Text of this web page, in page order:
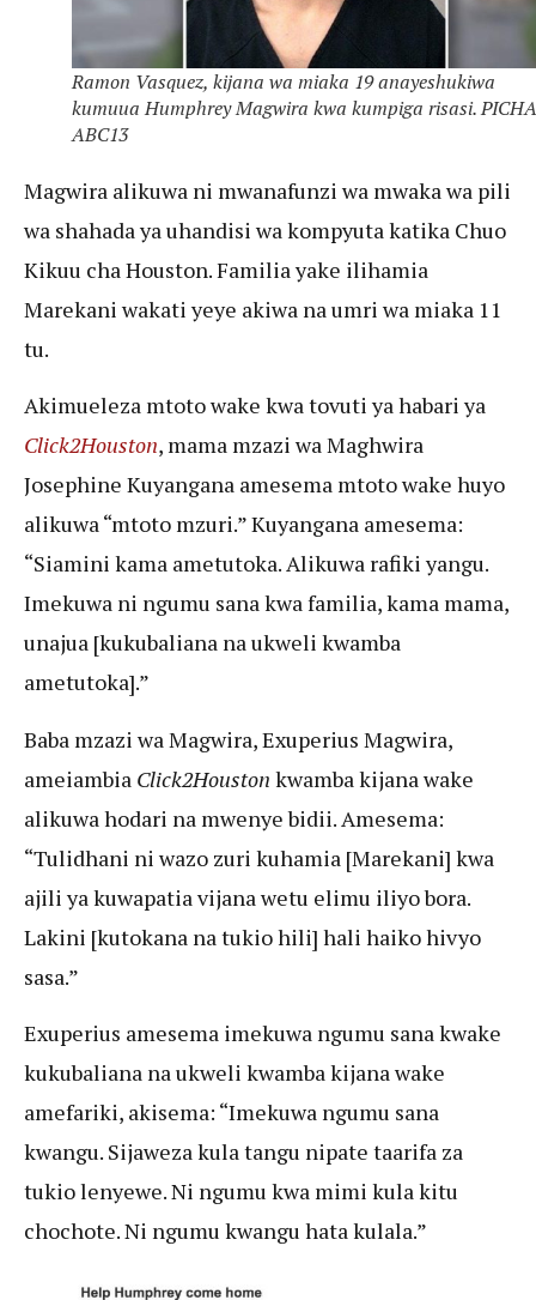
Ramon Vasquez, kijana wa miaka 19 anayeshukiwa
kumuua Humphrey Magwira kwa kumpiga risasi.
ABC13
Magwira alikuwa ni mwanafunzi wa mwaka wa pili
wa shahada ya uhandisi wa kompyuta katika Chuo
Kikuu cha Houston. Familia yake ilihamia
Marekani wakati yeye akiwa na umri wa miaka 11
tu.
Akimueleza mtoto wake kwa tovuti ya habari ya
Click2Houston, mama mzazi wa Maghwira
Josephine Kuyangana amesema mtoto wake huyo
alikuwa “mtoto mzuri.” Kuyangana amesema:
“Siamini kama ametutoka. Alikuwa rafiki yangu.
Imekuwa ni ngumu sana kwa familia, kama mama,
unajua [kukubaliana na ukweli kwamba
ametutoka].”
Baba mzazi wa Magwira, Exuperius Magwira,
ameiambia Click2Houston kwamba kijana wake
alikuwa hodari na mwenye bidii. Amesema:
“Tulidhani ni wazo zuri kuhamia [Marekani] kwa
ajili ya kuwapatia vijana wetu elimu iliyo bora.
Lakini [kutokana na tukio hili] hali haiko hivyo
sasa.”
Exuperius amesema imekuwa ngumu sana kwake
kukubaliana na ukweli kwamba kijana wake
amefariki, akisema: “Imekuwa ngumu sana
kwangu. Sijaweza kula tangu nipate taarifa za
tukio lenyewe. Ni ngumu kwa mimi kula kitu
chochote. Ni ngumu kwangu hata kulala.”